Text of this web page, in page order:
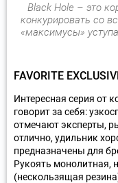
Black Hole – это
конкурировать со
«максимусы»
FAVORITE
Интересная серия от
говорит за себя:
отмечают эксперты,
отлично, удильник
предназначены для
Рукоять монолитная,
(нескользящая